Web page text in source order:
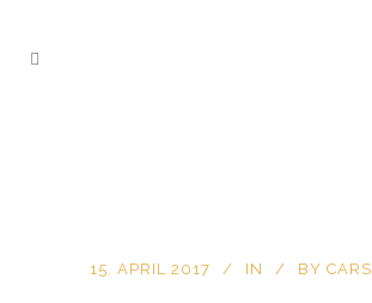
15. APRIL 2017 IN BY